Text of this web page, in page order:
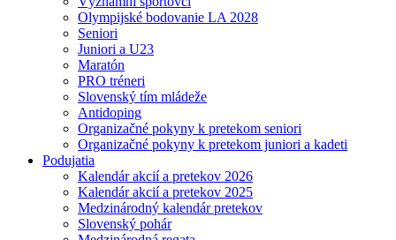
Olympijské bodovanie LA 2028
Seniori
Juniori a U23
Maratón
PRO tréneri
Slovenský tím mládeže
Antidoping
Organizačné pokyny k pretekom seniori
Organizačné pokyny k pretekom juniori a kadeti
Podujatia
Kalendár akcií a pretekov 2026
Kalendár akcií a pretekov 2025
Medzinárodný kalendár pretekov
Slovenský pohár